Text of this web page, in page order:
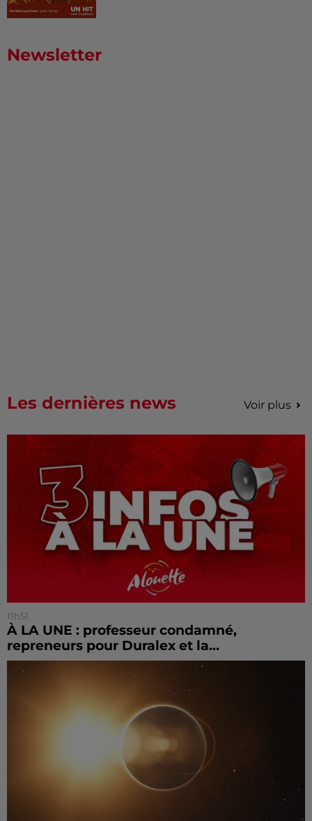
Newsletter
Les dernières news Voir plus
11h51
À LA UNE : professeur condamné,
repreneurs pour Duralex et la...